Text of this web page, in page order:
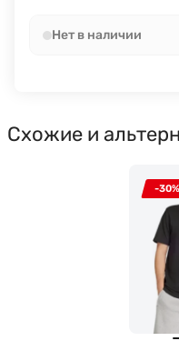
Нет в наличии
Схожие и
-30%